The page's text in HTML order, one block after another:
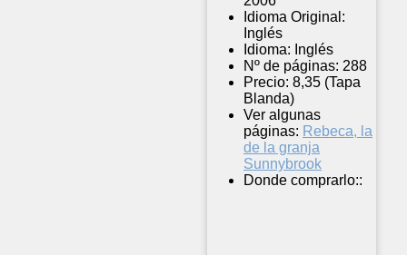
Idioma Original:
Inglés
Idioma: Inglés
Nº de páginas: 288
Precio: 8,35 (Tapa
Blanda)
Ver algunas
páginas: Rebeca, la
de la granja
Sunnybrook
Donde comprarlo::